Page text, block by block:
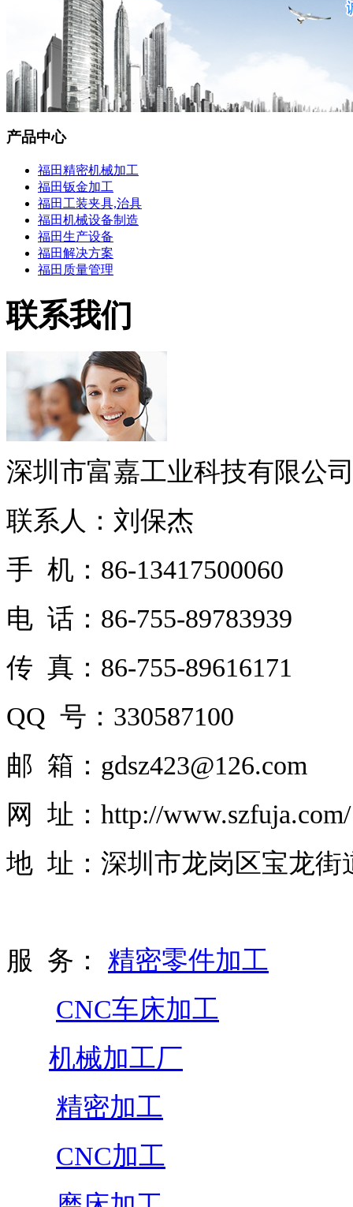
产品中心
福田精密机械加工
福田钣金加工
福田工装夹具,治具
福田机械设备制造
福田生产设备
福田解决方案
福田质量管理
联系我们
深圳市富嘉工业科技有限公
联系人：刘保杰
手 机：86-13417500060
电 话：86-755-89783939
传 真：86-755-89616171
QQ 号：330587100
邮 箱：gdsz423@126.com
网 址：http://www.szfuja.com/
地 址：深圳市龙岗区宝龙街
服 务： 精密零件加工
CNC车床加工
机械加工厂
精密加工
CNC加工